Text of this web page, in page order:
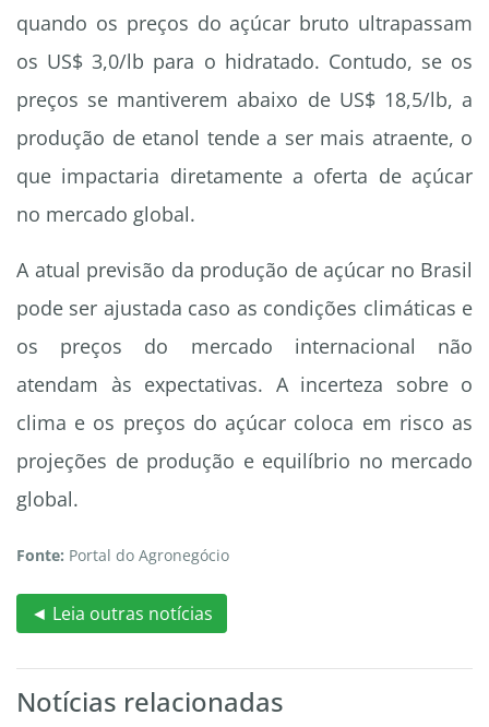
quando os preços do açúcar bruto ultrapassam
os US$ 3,0/lb para o hidratado. Contudo, se os
preços se mantiverem abaixo de US$ 18,5/lb, a
produção de etanol tende a ser mais atraente, o
que impactaria diretamente a oferta de açúcar
no mercado global.
A atual previsão da produção de açúcar no Brasil
pode ser ajustada caso as condições climáticas e
os preços do mercado internacional não
atendam às expectativas. A incerteza sobre o
clima e os preços do açúcar coloca em risco as
projeções de produção e equilíbrio no mercado
global.
Fonte: Portal do Agronegócio
◄ Leia outras notícias
Notícias relacionadas